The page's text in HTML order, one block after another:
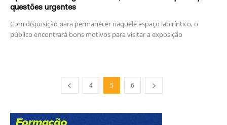
questões urgentes
Com disposição para permanecer naquele espaço labiríntico, o
público encontrará bons motivos para visitar a exposição
4 5 6